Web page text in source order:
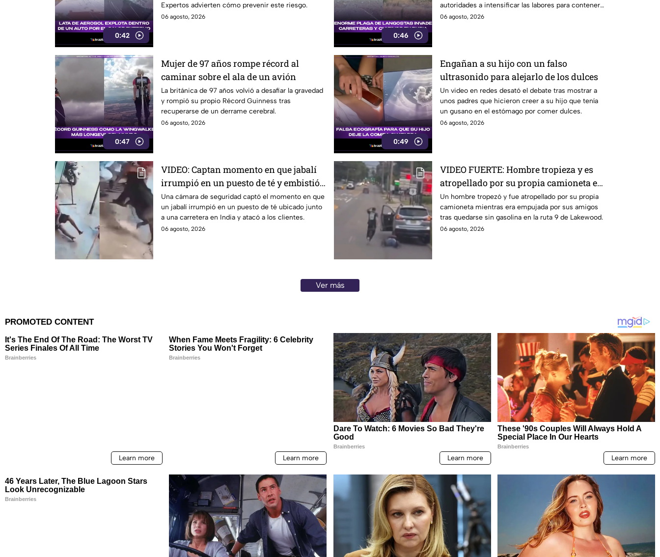
0:42
Expertos advierten cómo prevenir este riesgo.
06 agosto, 2026
0:46
autoridades a intensificar las labores para contener
la plaga.
06 agosto, 2026
0:47
Mujer de 97 años rompe récord al
caminar sobre el ala de un avión
La británica de 97 años volvió a desafiar la gravedad
y rompió su propio Récord Guinness tras
recuperarse de un derrame cerebral.
06 agosto, 2026
0:49
Engañan a su hijo con un falso
ultrasonido para alejarlo de los dulces
Un video en redes desató el debate tras mostrar a
unos padres que hicieron creer a su hijo que tenía
un gusano en el estómago por comer dulces.
06 agosto, 2026
VIDEO: Captan momento en que jabalí
irrumpió en un puesto de té y embistió
a clientes en India
Una cámara de seguridad captó el momento en que
un jabalí irrumpió en un puesto de té ubicado junto
a una carretera en India y atacó a los clientes.
06 agosto, 2026
VIDEO FUERTE: Hombre tropieza y es
atropellado por su propia camioneta en
Lakewood
Un hombre tropezó y fue atropellado por su propia
camioneta mientras era empujada por sus amigos
tras quedarse sin gasolina en la ruta 9 de Lakewood.
06 agosto, 2026
Ver más